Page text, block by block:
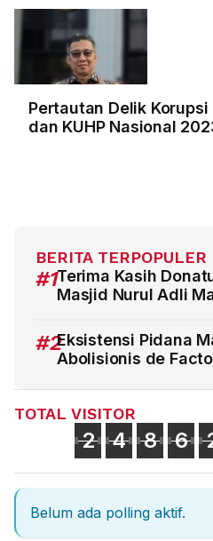
Pertautan Delik
dan KUHP Nasional
BERITA TERPOPULER
#1Terima Kasih
Masjid Nurul Adli
#2Eksistensi Pidana
Abolisionis de Facto
TOTAL VISITOR
2 4 8 6
Belum ada polling aktif.